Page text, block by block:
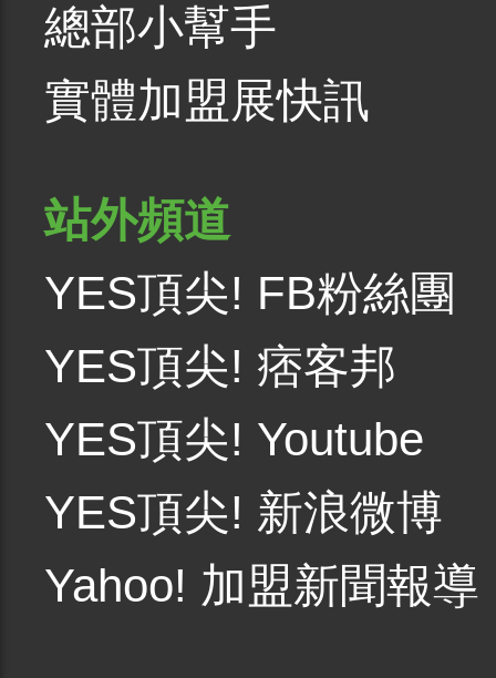
總部小幫手
實體加盟展快訊
站外頻道
YES頂尖! FB粉絲團
YES頂尖! 痞客邦
YES頂尖! Youtube
YES頂尖! 新浪微博
Yahoo! 加盟新聞報導